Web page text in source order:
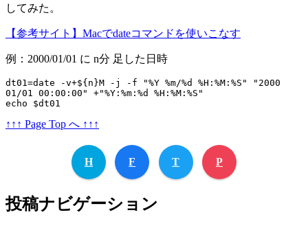
してみた。
【参考サイト】Macでdateコマンドを使いこなす
例：2000/01/01 に n分 足した日時
dt01=date -v+${n}M -j -f "%Y %m/%d %H:%M:%S" "2000
01/01 00:00:00" +"%Y:%m:%d %H:%M:%S"
echo $dt01
↑↑↑ Page Top へ ↑↑↑
H F T P
投稿ナビゲーション